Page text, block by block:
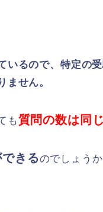
いるので、特定の
ません。
も質問の数は同
きるのでしょうか